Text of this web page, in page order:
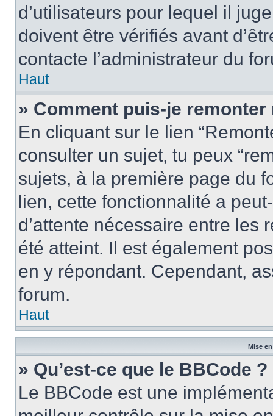
d’utilisateurs pour lequel il
doivent être vérifiés avant
contacte l’administrateur du
Haut
» Comment puis-je
En cliquant sur le lien
consulter un sujet, tu peux
sujets, à la première page du
lien, cette fonctionnalité a
d’attente nécessaire entre les
été atteint. Il est également
en y répondant. Cependant,
forum.
Haut
Mise
» Qu’est-ce que le BBCode ?
Le BBCode est une